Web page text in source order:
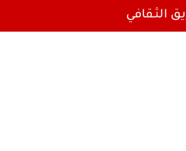
الثقافي